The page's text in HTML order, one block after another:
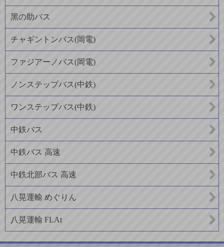
黑の助バス
チャギントンバス(岡電)
ファジアーノバス(岡電)
ノンステップバス(中鉄)
ワンステップバス(中鉄)
中鉄バス
中鉄バス 高速
中鉄北部バス 高速
八晃運輸 めぐりん
八晃運輸 FLAt